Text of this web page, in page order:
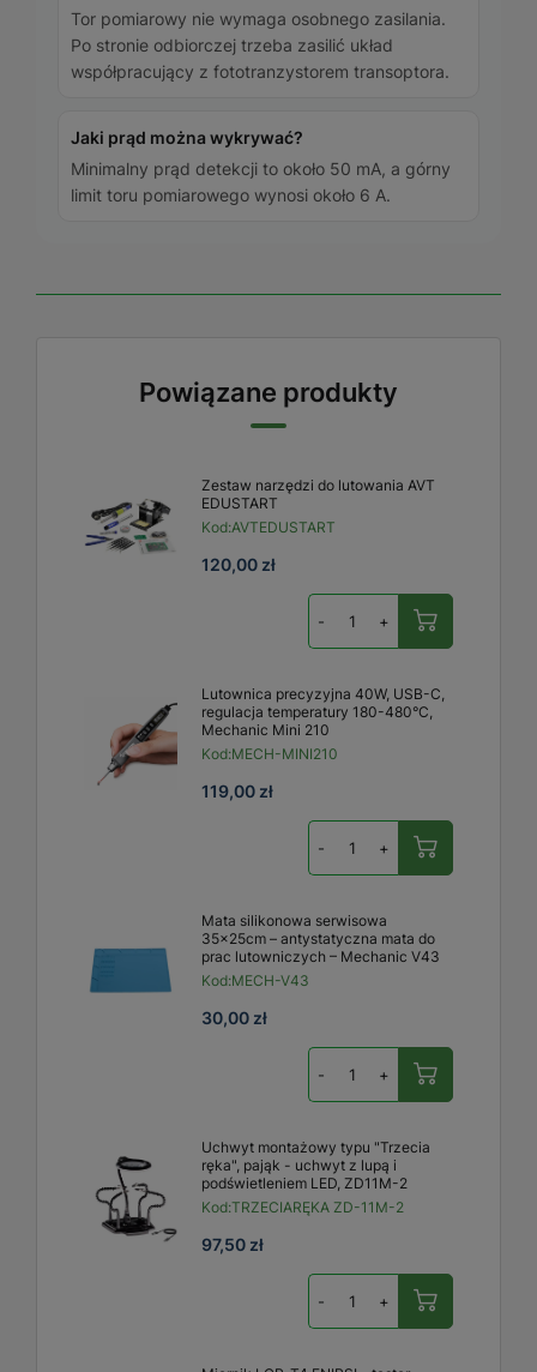
Tor pomiarowy nie wymaga osobnego zasilania.
Po stronie odbiorczej trzeba zasilić układ
współpracujący z fototranzystorem transoptora.
Jaki prąd można wykrywać?
Minimalny prąd detekcji to około 50 mA, a górny
limit toru pomiarowego wynosi około 6 A.
Powiązane produkty
Zestaw narzędzi do lutowania AVT
EDUSTART
Kod:AVTEDUSTART
120,00 zł
- +
Lutownica precyzyjna 40W, USB-C,
regulacja temperatury 180-480°C,
Mechanic Mini 210
Kod:MECH-MINI210
119,00 zł
- +
Mata silikonowa serwisowa
35x25cm – antystatyczna mata do
prac lutowniczych – Mechanic V43
Kod:MECH-V43
30,00 zł
- +
Uchwyt montażowy typu "Trzecia
ręka", pająk - uchwyt z lupą i
podświetleniem LED, ZD11M-2
Kod:TRZECIARĘKA ZD-11M-2
97,50 zł
- +